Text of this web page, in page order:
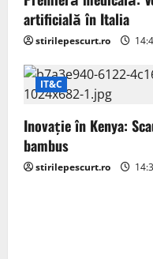
n
artificială în Italia
stirilepescurt.ro
IT&C
Inovație în Kenya:
bambus
stirilepescurt.ro